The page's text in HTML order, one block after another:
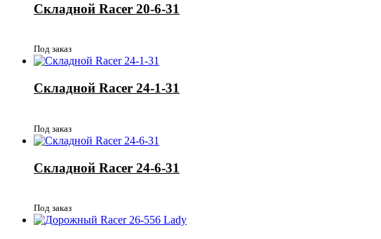
Складной Racer 20-6-31
Под заказ
Складной Racer 24-1-31
Под заказ
Складной Racer 24-6-31
Под заказ